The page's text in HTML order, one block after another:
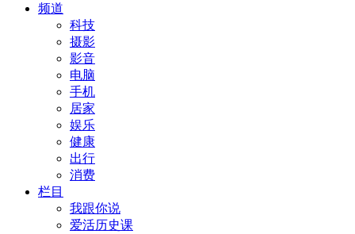
频道
科技
摄影
影音
电脑
手机
居家
娱乐
健康
出行
消费
栏目
我跟你说
爱活历史课